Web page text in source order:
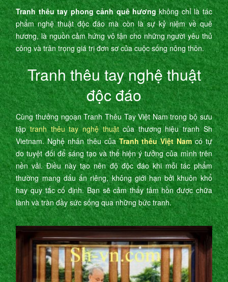
Tranh thêu tay phong cảnh quê hươngkhông chỉ là tác
phẩm nghệ thuật độc đáo mà còn là sự kỷ niệm về quê
hương, là nguồn cảm hứng vô tận cho những người yêu thủ
công và trân trọng giá trị đơn sơ của cuộc sống nông thôn.
Tranh thêu tay nghệ thuật
độc đáo
Cùng thưởng ngoạn Tranh Thêu Tay Việt Nam trong bộ sưu
tậptranh thêu tay nghệ thuậtcủa thương hiệu tranh Sh
Vietnam. Nghệ nhân thêu củaTranh thêu Việt Namcó tự
do tuyệt đối để sáng tạo và thể hiện ý tưởng của mình trên
nền vải. Điều này tạo nên độ độc đáo khi mỗi tác phẩm
thường mang dấu ấn riêng, không giới hạn bởi khuôn khổ
hay quy tắc cố định. Bạn sẽ cảm thấy tâm hồn được chữa
lành và tràn đầy sức sống qua những bức tranh.